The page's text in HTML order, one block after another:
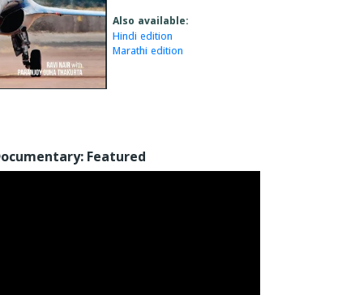
Also available:
Hindi edition
Marathi edition
Featured